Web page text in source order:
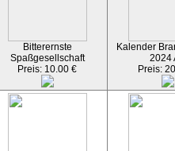
Bitterernste
Spaßgesellschaft
Preis: 10.00 €
Kalender
2024
Preis: